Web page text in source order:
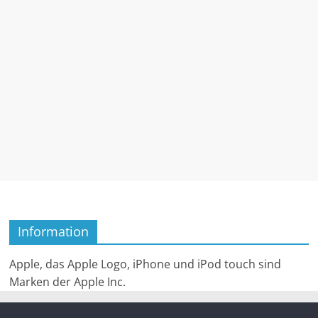
Information
Apple, das Apple Logo, iPhone und iPod touch sind
Marken der Apple Inc.